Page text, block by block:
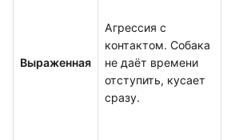
Выраженная
Агрессия с
контактом. Собака
не даёт времени
отступить, кусает
сразу.